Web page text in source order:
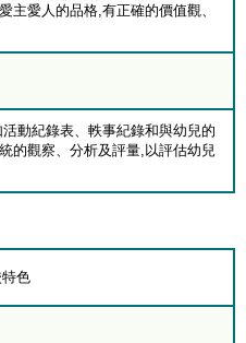
主愛人的品格,有正確的價值觀、
動紀錄表、軼事紀錄和與幼兒的
的觀察、分析及評量,以評估幼兒
色